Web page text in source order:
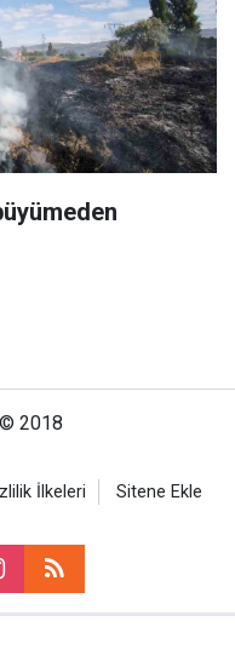
2018
İlkeleri Sitene Ekle